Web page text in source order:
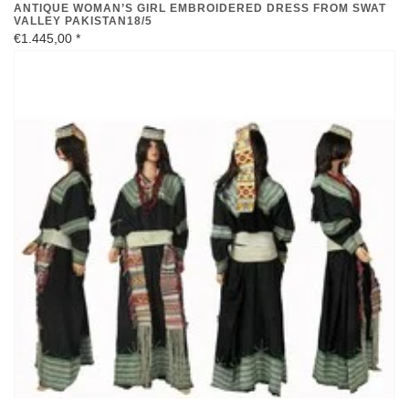
ANTIQUE WOMAN’S GIRL EMBROIDERED DRESS FROM SWAT
VALLEY PAKISTAN18/5
€1.445,00 *